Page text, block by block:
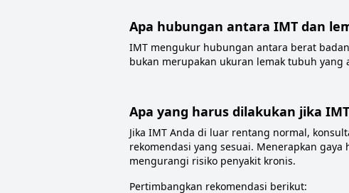
Apa hubungan antara IMT dan
IMT mengukur hubungan antara berat
bukan merupakan ukuran lemak tubuh yang
Apa yang harus dilakukan jika
Jika IMT Anda di luar rentang normal,
rekomendasi yang sesuai. Menerapkan
mengurangi risiko penyakit kronis.
Pertimbangkan rekomendasi berikut: